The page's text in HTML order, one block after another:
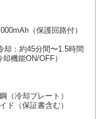
（保護回路付）
：約45分間〜1.5時間
機能ON/OFF）
（冷却プレート）
ド（保証書含む）